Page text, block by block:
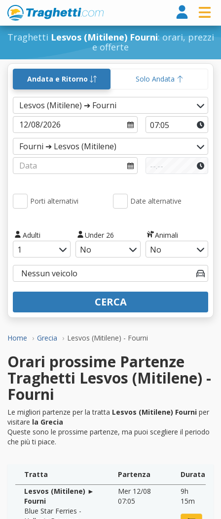
Traghetti Lesvos (Mitilene) Fourni: orari, prezzi
e offerte
Home Grecia Lesvos (Mitilene) - Fourni
Andata e Ritorno Solo Andata
Porti alternativi Date alternative
Adulti Under 26 Animali
CERCA
Orari prossime Partenze
Traghetti Lesvos (Mitilene) -
Fourni
Le migliori partenze per la tratta Lesvos (Mitilene) Fourni per
visitare la Grecia
Queste sono le prossime partenze, ma puoi scegliere il periodo
che più ti piace.
Tratta Partenza
Durata
Lesvos (Mitilene) ►
Fourni
Blue Star Ferries -
Mer 12/08
07:05
9h
15m